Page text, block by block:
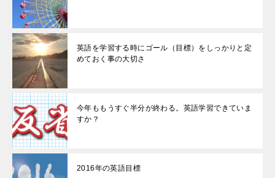
英語を学習する時にゴール（目標）をしっかりと定
めておく事の大切さ
今年ももうすぐ半分が終わる。英語学習できていま
すか？
2016年の英語目標